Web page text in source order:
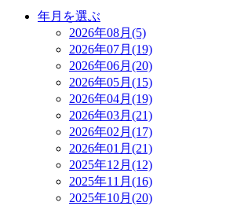
年月を選ぶ
2026年08月(5)
2026年07月(19)
2026年06月(20)
2026年05月(15)
2026年04月(19)
2026年03月(21)
2026年02月(17)
2026年01月(21)
2025年12月(12)
2025年11月(16)
2025年10月(20)